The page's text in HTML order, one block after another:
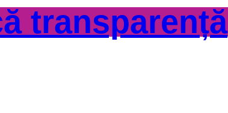
transparență